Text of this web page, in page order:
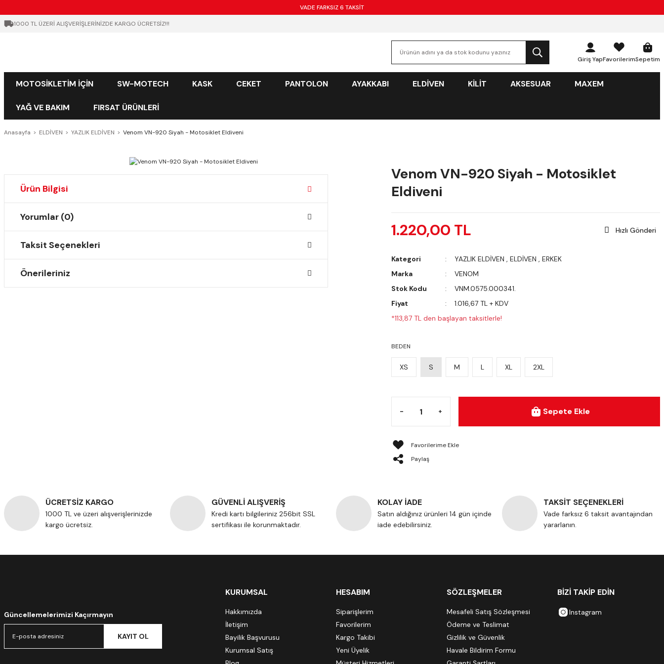
VADE FARKSIZ 6 TAKSİT
1000 TL ÜZERİ ALIŞVERİŞLERİNİZDE KARGO ÜCRETSİZ!!!
Giriş YapFavorilerimSepetim
MOTOSİKLETİM İÇİN SW-MOTECH KASK CEKET PANTOLON AYAKKABI ELDİVEN KİLİT AKSESUAR MAXEM
YAĞ VE BAKIM FIRSAT ÜRÜNLERİ
Anasayfa ELDİVEN YAZLIK ELDİVEN Venom VN-920 Siyah - Motosiklet Eldiveni
Ürün Bilgisi
Yorumlar (0)
Taksit Seçenekleri
Önerileriniz
Venom VN-920 Siyah - Motosiklet
Eldiveni
1.220,00 TL Hızlı Gönderi
Kategori YAZLIK ELDİVEN , ELDİVEN , ERKEK
Marka
VENOM
Stok Kodu
VNM.0575.000341.
Fiyat
1.016,67 TL + KDV
*113,87 TL den başlayan taksitlerle!
BEDEN
XS S M L XL 2XL
Sepete Ekle
Paylaş
ÜCRETSİZ KARGO
1000 TL ve üzeri alışverişlerinizde
kargo ücretsiz.
GÜVENLİ ALIŞVERİŞ
Kredi kartı bilgileriniz 256bit SSL
sertifikası ile korunmaktadır.
KOLAY İADE
Satın aldığınız ürünleri 14 gün içinde
iade edebilirsiniz.
TAKSİT SEÇENEKLERİ
Vade farksız 6 taksit avantajından
yararlanın.
Güncellemelerimizi Kaçırmayın
KAYIT OL
KURUMSAL
Hakkımızda
İletişim
Bayilik Başvurusu
Kurumsal Satış
HESABIM
Siparişlerim
Favorilerim
Kargo Takibi
Yeni Üyelik
SÖZLEŞMELER
Mesafeli Satış Sözleşmesi
Ödeme ve Teslimat
Gizlilik ve Güvenlik
Havale Bildirim Formu
BİZİ TAKİP EDİN
Instagram